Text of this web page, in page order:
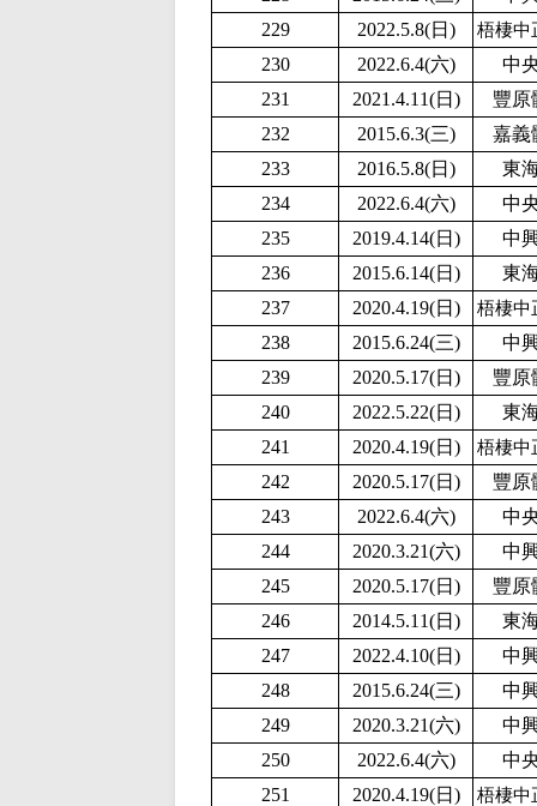
229
2022.5.8(日) 梧棲中
230 2022.6.4(六)
中
231
2021.4.11(日)
豐原
232
2015.6.3(三)
嘉義
233
2016.5.8(日)
東
234
2022.6.4(六)
中
235
2019.4.14(日)
中
236
2015.6.14(日)
東
237
2020.4.19(日) 梧棲中
238 2015.6.24(三)
中
239
2020.5.17(日)
豐原
240
2022.5.22(日)
東
241
2020.4.19(日) 梧棲中
242 2020.5.17(日)
豐原
243
2022.6.4(六)
中
244
2020.3.21(六)
中
245
2020.5.17(日)
豐原
246
2014.5.11(日)
東
247
2022.4.10(日)
中
248
2015.6.24(三)
中
249
2020.3.21(六)
中
250
2022.6.4(六)
中
251
2020.4.19(日) 梧棲中